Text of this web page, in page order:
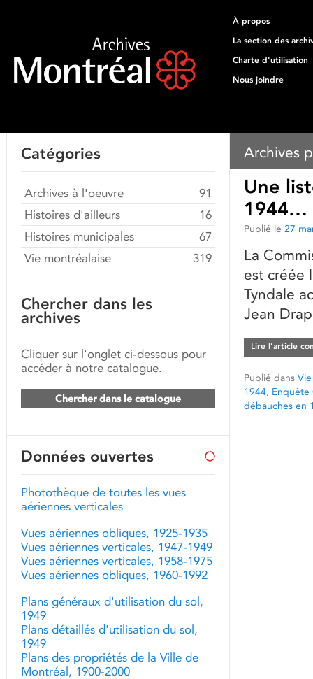
À propos
La section des
Charte d'utilisation
Nous joindre
Archives
Une
1944…
Publié le 27
La
est créée
Tyndale
Jean
Lire l’article
Publié dans
1944, Enquête
débauches en
Catégories
Archives à l'oeuvre
91
Histoires d'ailleurs
16
Histoires municipales
67
Vie montréalaise
319
Chercher dans les
archives
Cliquer sur l'onglet ci-dessous pour
accéder à notre catalogue.
Chercher dans le catalogue
Données ouvertes
Photothèque de toutes les vues
aériennes verticales
Vues aériennes obliques, 1925-1935
Vues aériennes verticales, 1947-1949
Vues aériennes verticales, 1958-1975
Vues aériennes obliques, 1960-1992
Plans généraux d'utilisation du sol,
1949
Plans détaillés d'utilisation du sol,
1949
Plans des propriétés de la Ville de
Montréal, 1900-2000